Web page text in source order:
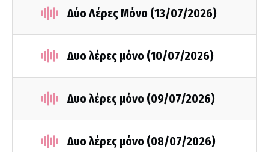
Δύο Λέρες Μόνο (13/07/2026)
Δυο λέρες μόνο (10/07/2026)
Δυο λέρες μόνο (09/07/2026)
Δυο λέρες μόνο (08/07/2026)